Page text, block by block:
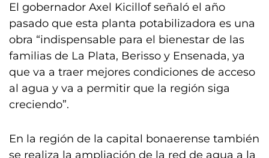
El gobernador Axel Kicillof señaló el año
pasado que esta planta potabilizadora es una
obra “indispensable para el bienestar de las
familias de La Plata, Berisso y Ensenada, ya
que va a traer mejores condiciones de acceso
al agua y va a permitir que la región siga
creciendo”.
En la región de la capital bonaerense también
se realiza la ampliación de la red de agua a la